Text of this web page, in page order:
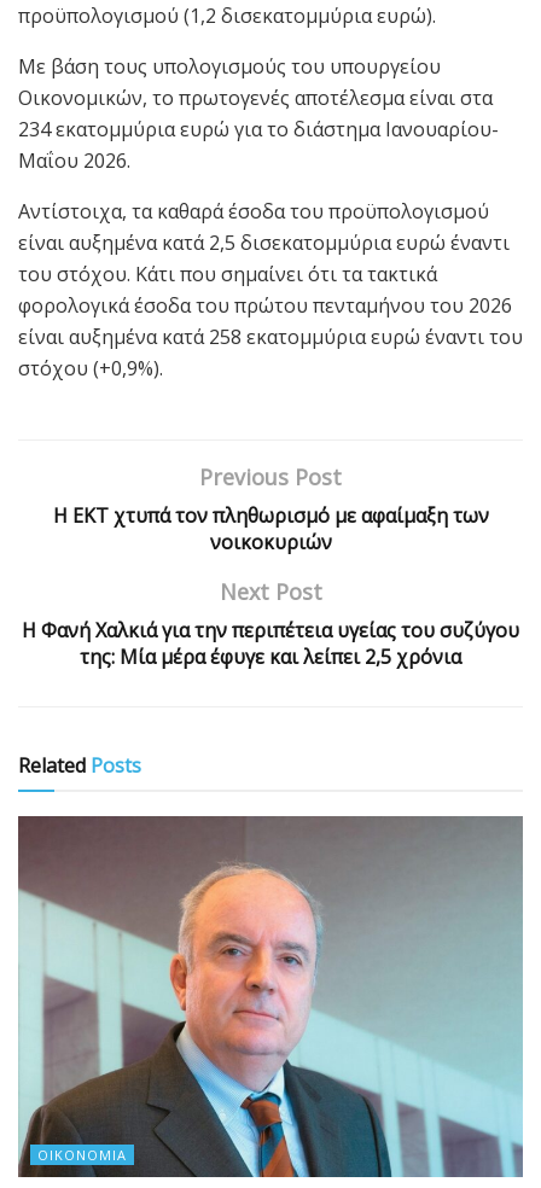
προϋπολογισμού (1,2 δισεκατομμύρια ευρώ).
Με βάση τους υπολογισμούς του υπουργείου
Οικονομικών, το πρωτογενές αποτέλεσμα είναι στα
234 εκατομμύρια ευρώ για το διάστημα Ιανουαρίου-
Μαΐου 2026.
Αντίστοιχα, τα καθαρά έσοδα του προϋπολογισμού
είναι αυξημένα κατά 2,5 δισεκατομμύρια ευρώ έναντι
του στόχου. Κάτι που σημαίνει ότι τα τακτικά
φορολογικά έσοδα του πρώτου πενταμήνου του 2026
είναι αυξημένα κατά 258 εκατομμύρια ευρώ έναντι του
στόχου (+0,9%).
Previous Post
Η ΕΚΤ χτυπά τον πληθωρισμό με αφαίμαξη των
νοικοκυριών
Next Post
Η Φανή Χαλκιά για την περιπέτεια υγείας του συζύγου
της: Μία μέρα έφυγε και λείπει 2,5 χρόνια
Related Posts
ΟΙΚΟΝΟΜΊΑ